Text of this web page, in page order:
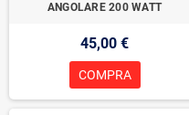
ANGOLARE 200 WATT
45,00 €
COMPRA